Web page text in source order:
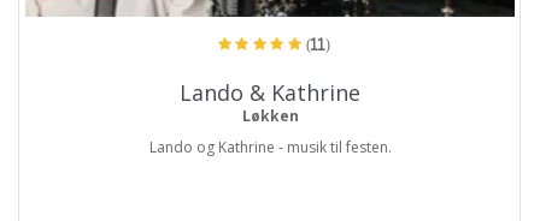
(11)
Lando & Kathrine
Løkken
Lando og Kathrine - musik til festen.